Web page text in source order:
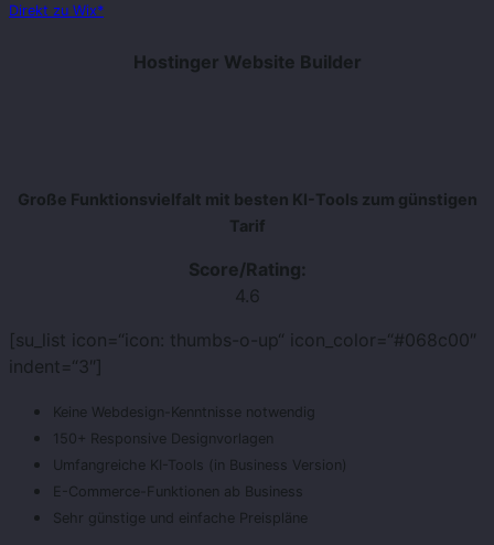
Direkt zu Wix*
Hostinger Website Builder
Große Funktionsvielfalt mit besten KI-Tools zum günstigen
Tarif
Score/Rating:
4.6
[su_list icon=“icon: thumbs-o-up“ icon_color=“#068c00″
indent=“3″]
Keine Webdesign-Kenntnisse notwendig
150+ Responsive Designvorlagen
Umfangreiche KI-Tools (in Business Version)
E-Commerce-Funktionen ab Business
Sehr günstige und einfache Preispläne